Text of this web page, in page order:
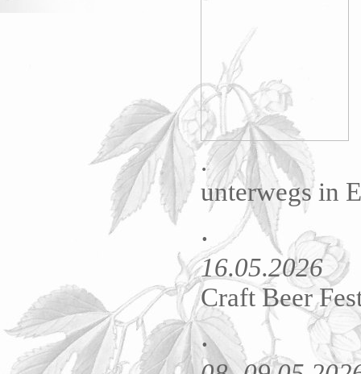
.
unterwegs in
.
16.05.2026
Craft Beer
.